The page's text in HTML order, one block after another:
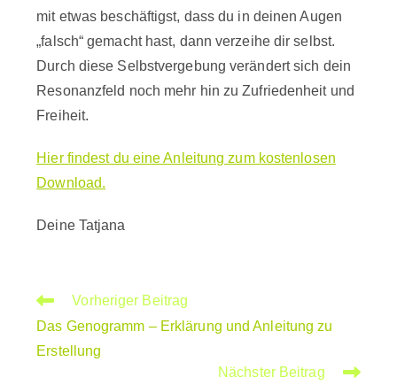
mit etwas beschäftigst, dass du in deinen Augen
„falsch“ gemacht hast, dann verzeihe dir selbst.
Durch diese Selbstvergebung verändert sich dein
Resonanzfeld noch mehr hin zu Zufriedenheit und
Freiheit.
Hier findest du eine Anleitung zum kostenlosen
Download.
Deine Tatjana
Weitere
ansehen
Vorheriger Beitrag
Das Genogramm – Erklärung und Anleitung zu
Erstellung
Nächster Beitrag